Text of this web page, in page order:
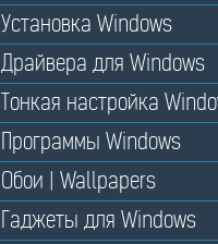
Установка Windows
Драйвера для Windows
Тонкая настройка
Программы Windows
Обои | Wallpapers
Гаджеты для Windows